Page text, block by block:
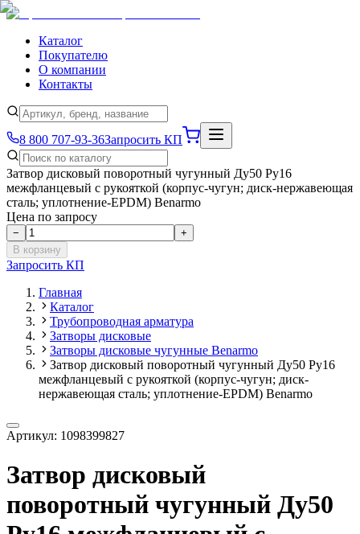
Каталог
Покупателю
О компании
Контакты
8 800 707-93-36Запросить КП
Затвор дисковый поворотный чугунный Ду50 Ру16
межфланцевый с рукояткой (корпус-чугун; диск-нержавеющая
сталь; уплотнение-EPDM) Benarmo
Цена по запросу
−
+
В корзину
Запросить КП
Главная
Каталог
Трубопроводная арматура
Затворы дисковые
Затворы дисковые чугунные Benarmo
Затвор дисковый поворотный чугунный Ду50 Ру16
межфланцевый с рукояткой (корпус-чугун; диск-
нержавеющая сталь; уплотнение-EPDM) Benarmo
Артикул: 1098399827
Затвор дисковый
поворотный чугунный Ду50